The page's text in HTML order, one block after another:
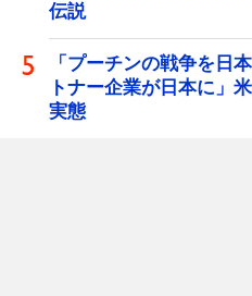
伝説
「プーチンの戦争を日
トナー企業が日本に」
実態